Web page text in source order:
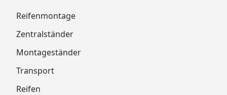
Reifenmontage
Zentralständer
Montageständer
Transport
Reifen